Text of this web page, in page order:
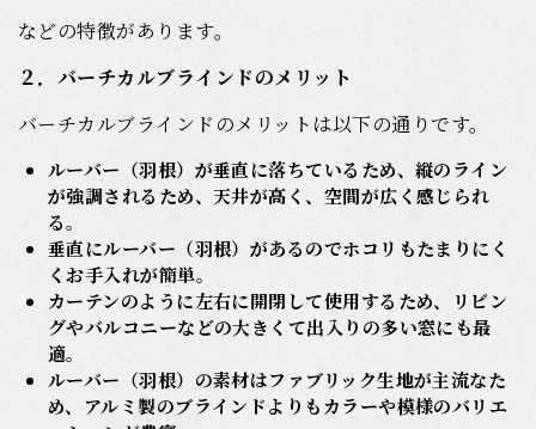
などの特徴があります。
２．バーチカルブラインドのメリット
バーチカルブラインドのメリットは以下の通りです。
ルーバー（羽根）が垂直に落ちているため、縦のライン
が強調されるため、天井が高く、空間が広く感じられ
る。
垂直にルーバー（羽根）があるのでホコリもたまりにく
くお手入れが簡単。
カーテンのように左右に開閉して使用するため、リビン
グやバルコニーなどの大きくて出入りの多い窓にも最
適。
ルーバー（羽根）の素材はファブリック生地が主流なた
め、アルミ製のブラインドよりもカラーや模様のバリエ